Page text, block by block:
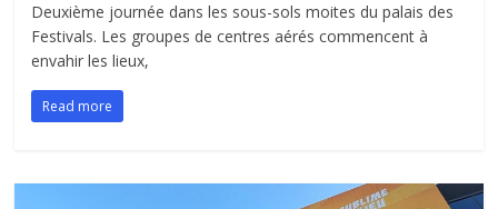
Deuxième journée dans les sous-sols moites du palais des
Festivals. Les groupes de centres aérés commencent à
envahir les lieux,
Read more